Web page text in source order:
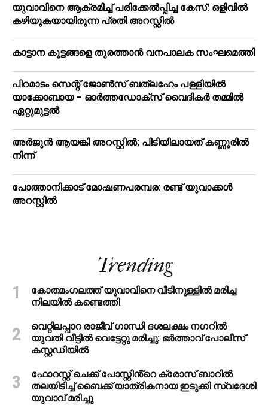
യുവാവിനെ ആക്രമിച്ച് പരിക്കേല്‍പ്പിച്ച കേസ്: ഒളിവില്‍
കഴിയുകയായിരുന്ന പ്രതി അറസ്റ്റില്‍
കാട്ടാന കൂട്ടങ്ങളെ തുരത്താന്‍ വനപാലക സംഘമെത്തി
പിറമാടം സെന്റ് ജോണ്‍സ് ബത്ലഹേം പള്ളിയില്‍
യാക്കോബായ – ഓര്‍ത്തഡോക്‌സ് വൈദികര്‍ തമ്മില്‍
ഏറ്റുമുട്ടല്‍
അർജുൻ ആയങ്കി അറസ്റ്റിൽ; പിടിയിലായത് കണ്ണൂരിൽ
നിന്ന്
പോത്താനിക്കാട് മോഷണപരമ്പര: രണ്ട് യുവാക്കൾ
അറസ്റ്റിൽ
Trending
കോതമംഗലത്ത് യുവാവിനെ വീടിനുള്ളിൽ മരിച്ച
നിലയിൽ കണ്ടെത്തി
വെറ്റിലപ്പാറ രാജീവ് ഗാന്ധി ദശലക്ഷം നഗറിൽ
യുവതി വീട്ടിൽ വെട്ടേറ്റു മരിച്ചു: ഭർത്താവ് പോലീസ്
കസ്റ്റഡിയിൽ
ഫോറസ്റ്റ് ചെക്ക് പോസ്റ്റിൻ്റെ ക്രോസ് ബാറില്‍
തലയിടിച്ച് ബൈക്ക് യാത്രികനായ ഇടുക്കി സ്വദേശി
യുവാവ് മരിച്ചു